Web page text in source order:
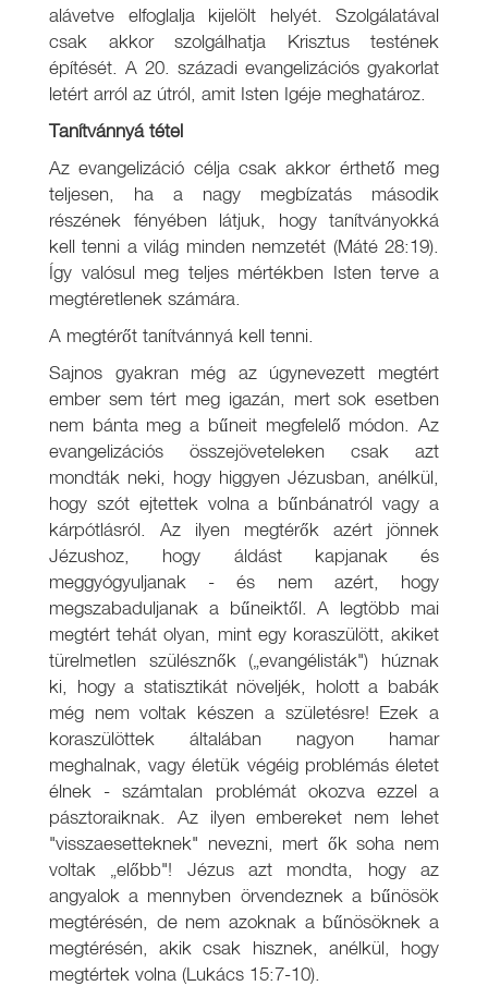
alávetve elfoglalja kijelölt helyét. Szolgálatával
csak akkor szolgálhatja Krisztus testének
építését. A 20. századi evangelizációs gyakorlat
letért arról az útról, amit Isten Igéje meghatároz.
Tanítvánnyá tétel
Az evangelizáció célja csak akkor érthető meg
teljesen, ha a nagy megbízatás második
részének fényében látjuk, hogy tanítványokká
kell tenni a világ minden nemzetét (Máté 28:19).
Így valósul meg teljes mértékben Isten terve a
megtéretlenek számára.
A megtérőt tanítvánnyá kell tenni.
Sajnos gyakran még az úgynevezett megtért
ember sem tért meg igazán, mert sok esetben
nem bánta meg a bűneit megfelelő módon. Az
evangelizációs összejöveteleken csak azt
mondták neki, hogy higgyen Jézusban, anélkül,
hogy szót ejtettek volna a bűnbánatról vagy a
kárpótlásról. Az ilyen megtérők azért jönnek
Jézushoz, hogy áldást kapjanak és
meggyógyuljanak - és nem azért, hogy
megszabaduljanak a bűneiktől. A legtöbb mai
megtért tehát olyan, mint egy koraszülött, akiket
türelmetlen szülésznők („evangélisták") húznak
ki, hogy a statisztikát növeljék, holott a babák
még nem voltak készen a születésre! Ezek a
koraszülöttek általában nagyon hamar
meghalnak, vagy életük végéig problémás életet
élnek - számtalan problémát okozva ezzel a
pásztoraiknak. Az ilyen embereket nem lehet
"visszaesetteknek" nevezni, mert ők soha nem
voltak „előbb"! Jézus azt mondta, hogy az
angyalok a mennyben örvendeznek a bűnösök
megtérésén, de nem azoknak a bűnösöknek a
megtérésén, akik csak hisznek, anélkül, hogy
megtértek volna (Lukács 15:7-10).